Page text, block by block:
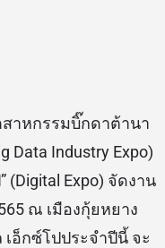
าหกรรมบิ๊กดาต้านา
Data Industry Expo)
(Digital Expo) จัดงาน
ณ เมืองกุ้ยหยาง
อ็กซ์โปประจำปีนี้ จะ